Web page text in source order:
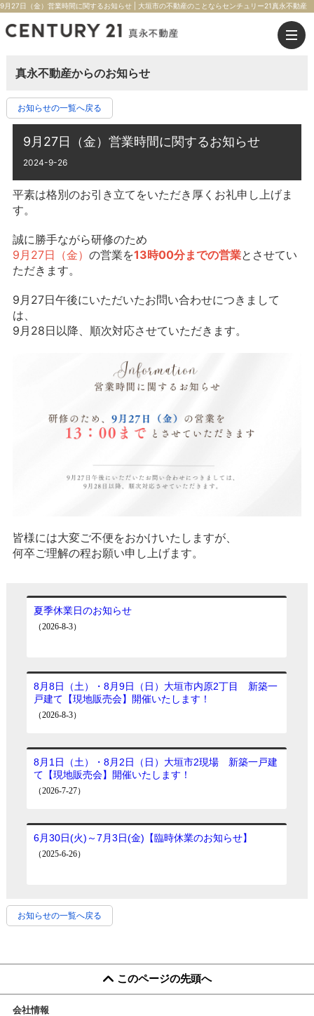
9月27日（金）営業時間に関するお知らせ | 大垣市の不動産のことならセンチュリー21真永不動産
真永不動産からのお知らせ
お知らせの一覧へ戻る
9月27日（金）営業時間に関するお知らせ
2024-9-26
平素は格別のお引き立てをいただき厚くお礼申し上げま
す。
誠に勝手ながら研修のため
9月27日（金） の営業を13時00分までの営業とさせてい
ただきます。
9月27日午後にいただいたお問い合わせにつきまして
は、
9月28日以降、順次対応させていただきます。
皆様には大変ご不便をおかけいたしますが、
何卒ご理解の程お願い申し上げます。
お知らせの一覧へ戻る
このページの先頭へ
会社情報